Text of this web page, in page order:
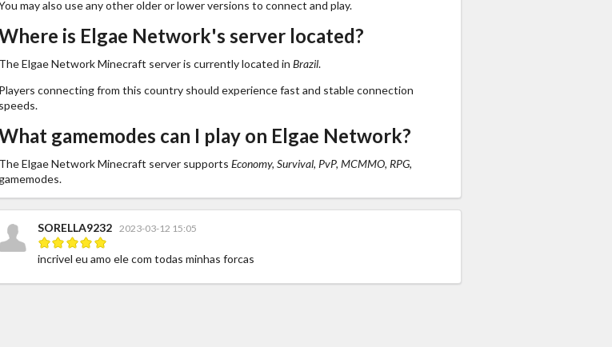
may also use any other older or lower versions to connect and play.
is Elgae Network's server located?
The Elgae Network Minecraft server is currently located in Brazil.
Players connecting from this country should experience fast and stable connection
speeds.
gamemodes can I play on Elgae Network?
The Elgae Network Minecraft server supports Economy, Survival, PvP, MCMMO, RPG,
SORELLA9232 2023-03-12 15:05
incrivel eu amo ele com todas minhas forcas